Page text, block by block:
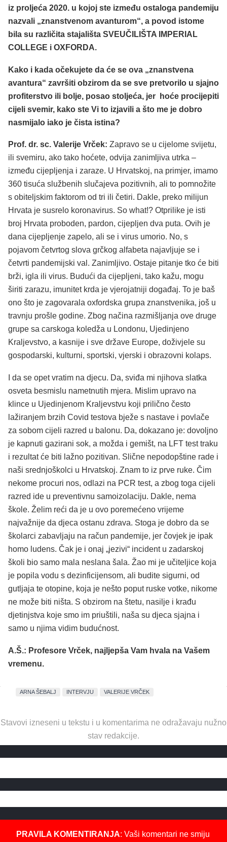
iz proljeća 2020. u kojoj ste između ostaloga pandemiju
nazvali „znanstvenom avanturom“, a povod istome
bila su različita stajališta SVEUČILIŠTA IMPERIAL
COLLEGE i OXFORDA.
Kako i kada očekujete da će se ova „znanstvena
avantura“ završiti obzirom da se sve pretvorilo u sjajno
profiterstvo ili bolje, posao stoljeća, jer hoće procijepiti
cijeli svemir, kako ste Vi to izjavili a što me je dobro
nasmijalo iako je čista istina?
Prof. dr. sc. Valerije Vrček: Zapravo se u cijelome svijetu,
ili svemiru, ako tako hoćete, odvija zanimljiva utrka –
između cijepljenja i zaraze. U Hrvatskoj, na primjer, imamo
360 tisuća službenih slučajeva pozitivnih, ali to pomnožite
s obiteljskim faktorom od tri ili četiri. Dakle, preko milijun
Hrvata je susrelo koronavirus. So what!? Otprilike je isti
broj Hrvata proboden, pardon, cijepljen dva puta. Ovih je
dana cijepljenje zapelo, ali se i virus umorio. No, s
pojavom četvrtog slova grčkog alfabeta najavljuje se i
četvrti pandemijski val. Zanimljivo. Ostaje pitanje tko će biti
brži, igla ili virus. Budući da cijepljeni, tako kažu, mogu
širiti zarazu, imunitet krda je vjerojatniji događaj. To je baš
ono što je zagovarala oxfordska grupa znanstvenika, još u
travnju prošle godine. Zbog načina razmišljanja ove druge
grupe sa carskoga koledža u Londonu, Ujedinjeno
Kraljevstvo, a kasnije i sve države Europe, doživjele su
gospodarski, kulturni, sportski, vjerski i obrazovni kolaps.
I da se opet vratim na djecu. Da, sviđa mi njihova slatka
osveta besmislu nametnutih mjera. Mislim upravo na
klince u Ujedinjenom Kraljevstvu koji prilično često
lažiranjem brzih Covid testova bježe s nastave i povlače
za sobom cijeli razred u balonu. Da, dokazano je: dovoljno
je kapnuti gazirani sok, a možda i gemišt, na LFT test traku
i rezultat će biti lažno pozitivan. Slične nepodopštine rade i
naši srednjoškolci u Hrvatskoj. Znam to iz prve ruke. Čim
nekome procuri nos, odlazi na PCR test, a zbog toga cijeli
razred ide u preventivnu samoizolaciju. Dakle, nema
škole. Želim reći da je u ovo poremećeno vrijeme
najvažnije da djeca ostanu zdrava. Stoga je dobro da se
školarci zabavljaju na račun pandemije, jer čovjek je ipak
homo ludens. Čak je i onaj „jezivi“ incident u zadarskoj
školi bio samo mala neslana šala. Žao mi je učiteljice koja
je popila vodu s dezinficijensom, ali budite sigurni, od
gutljaja te otopine, koja je nešto poput ruske votke, nikome
ne može biti ništa. S obzirom na štetu, nasilje i krađu
djetinjstva koje smo im priuštili, naša su djeca sjajna i
samo u njima vidim budućnost.
A.Š.: Profesore Vrček, najljepša Vam hvala na Vašem
vremenu.
ARNA ŠEBALJ INTERVJU VALERIJE VRČEK
Stavovi izneseni u tekstu i u komentarima ne odražavaju nužno
stav redakcije.
PRAVILA KOMENTIRANJA: Vaši komentari ne smiju